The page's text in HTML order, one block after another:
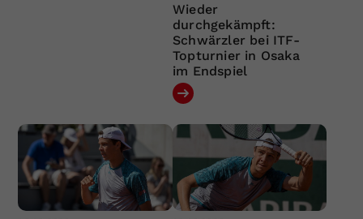
Wieder
durchgekämpft:
Schwärzler bei ITF-
Topturnier in Osaka
im Endspiel